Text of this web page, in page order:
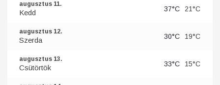
augusztus 11.
Kedd 37°C 21°C
augusztus 12.
Szerda 30°C 19°C
augusztus 13.
Csütörtök 33°C 15°C